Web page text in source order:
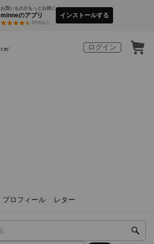
お買いものがもっとお得に
minneのアプリ
3万件以上
インストールする
ログイン
プロフィール レター